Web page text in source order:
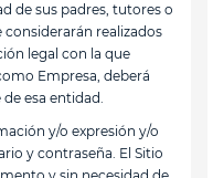
de sus padres, tutores o
realizados
legal con la que
Empresa, deberá
esa entidad.
y/o expresión y/o
y contraseña. El Sitio